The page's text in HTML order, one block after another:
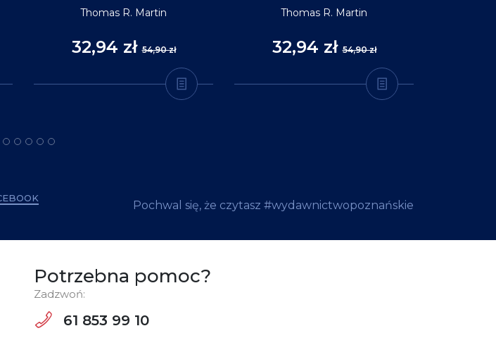
Thomas R. Martin
32,94 zł54,90 zł
Thomas R. Martin
32,94 zł54,90 zł
Pochwal się, że czytasz #wydawnictwopoznańskie
Potrzebna pomoc?
Zadzwoń:
61 853 99 10